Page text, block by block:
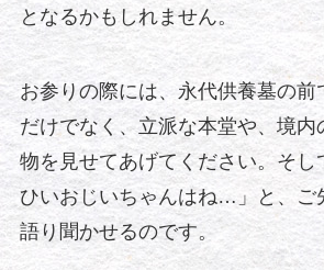
となるかもしれません。
お参りの際には、永代供養墓の前
だけでなく、立派な本堂や、境内
物を見せてあげてください。そし
ひいおじいちゃんはね…」と、ご
語り聞かせるのです。